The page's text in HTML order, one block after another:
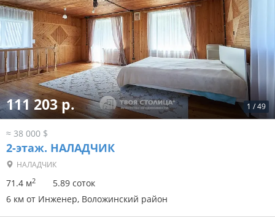
1 /49
111 203 р.
≈ 38 000 $
2-этаж. НАЛАДЧИК
НАЛАДЧИК
71.4 м2
5.89 соток
6 км от Инженер, Воложинский район